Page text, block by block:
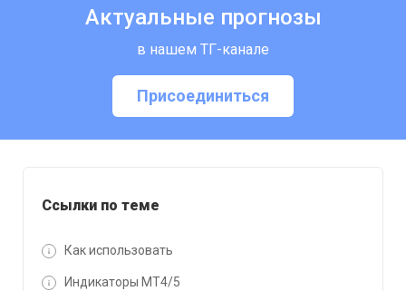
Ссылки по теме
Как использовать
Индикаторы MT4/5
Актуальные прогнозы
в нашем ТГ-канале
Присоединиться